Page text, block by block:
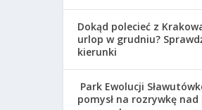
Dokąd polecieć z
urlop w grudniu?
kierunki
Park Ewolucji
pomysł na rozrywkę